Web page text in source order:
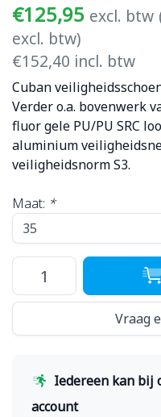
€125,95 excl. btw
excl. btw)
€152,40 incl. btw
Cuban
Verder o.a. bovenwerk
fluor gele PU/PU SRC
aluminium
veiligheidsnorm S3.
Maat: *
Vraag
Iedereen kan bij
account